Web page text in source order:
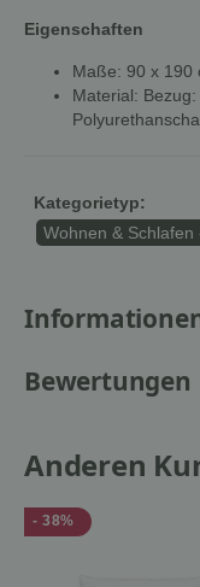
Eigenschaften
Maße: 90 x 190
Material:
Kategorietyp:
Wohnen &
Bewertungen
Anderen
- 38%